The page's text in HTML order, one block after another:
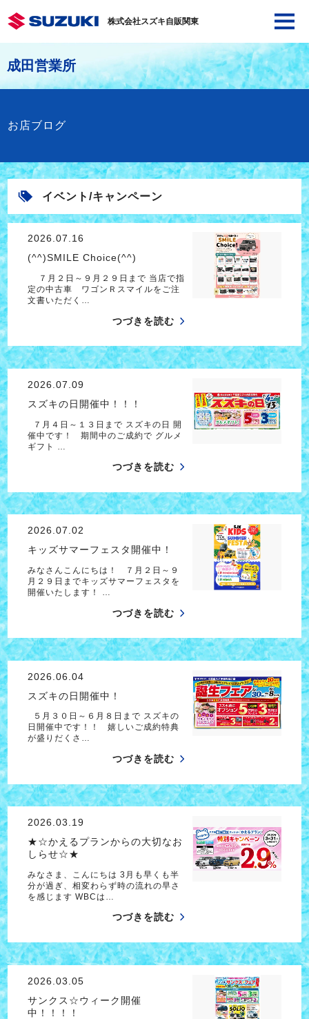
株式会社スズキ自販関東
成田営業所
お店ブログ
イベント/キャンペーン
2026.07.16
(^^)SMILE Choice(^^)
７月２日～９月２９日まで 当店で指
定の中古車 ワゴンＲスマイルをご注
文書いただく…
つづきを読む
2026.07.09
スズキの日開催中！！！
７月４日～１３日まで スズキの日 開
催中です！ 期間中のご成約で グルメ
ギフト …
つづきを読む
2026.07.02
キッズサマーフェスタ開催中！
みなさんこんにちは！ ７月２日～９
月２９日までキッズサマーフェスタを
開催いたします！ …
つづきを読む
2026.06.04
スズキの日開催中！
５月３０日～６月８日まで スズキの
日開催中です！！ 嬉しいご成約特典
が盛りだくさ…
つづきを読む
2026.03.19
★☆かえるプランからの大切なお
しらせ☆★
みなさま、こんにちは 3月も早くも半
分が過ぎ、相変わらず時の流れの早さ
を感じます WBCは…
つづきを読む
2026.03.05
サンクス☆ウィーク開催
中！！！！